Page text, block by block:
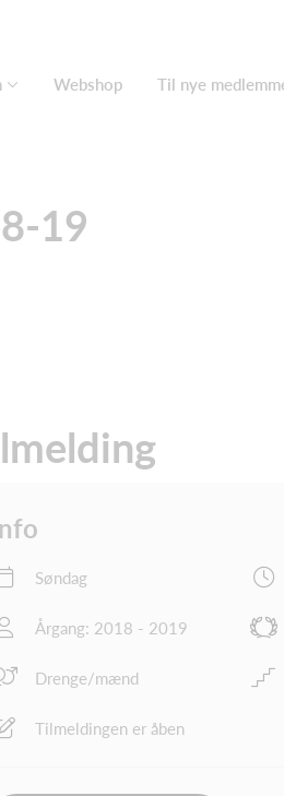
Webshop Til nye
19
Søndag
Årgang: 2018 - 2019
Drenge/mænd
Tilmeldingen er åben